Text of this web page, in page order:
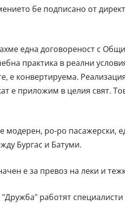
бе подписано от
една договореност с
практика в реални
е конвертируема.
е приложим в целия свят.
модерен, ро-ро пасажерски,
Бургас и Батуми.
е за превоз на леки и
работят